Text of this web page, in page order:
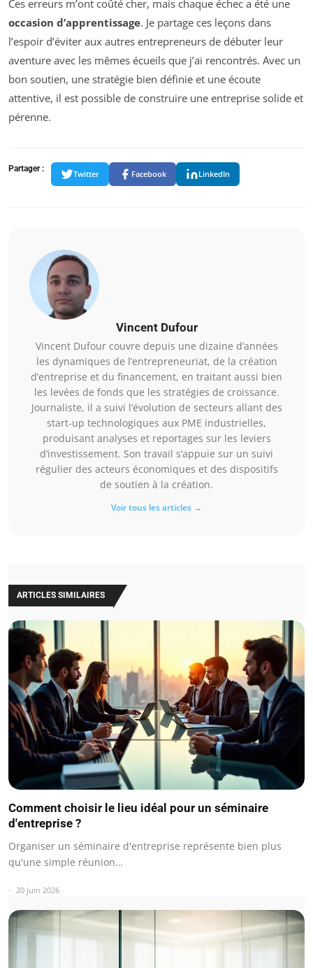
Ces erreurs m’ont coûté cher, mais chaque échec a été une
occasion d’apprentissage. Je partage ces leçons dans
l’espoir d’éviter aux autres entrepreneurs de débuter leur
aventure avec les mêmes écueils que j’ai rencontrés. Avec un
bon soutien, une stratégie bien définie et une écoute
attentive, il est possible de construire une entreprise solide et
pérenne.
Partager :
Twitter Facebook LinkedIn
Vincent Dufour
Vincent Dufour couvre depuis une dizaine d’années
les dynamiques de l’entrepreneuriat, de la création
d’entreprise et du financement, en traitant aussi bien
les levées de fonds que les stratégies de croissance.
Journaliste, il a suivi l’évolution de secteurs allant des
start-up technologiques aux PME industrielles,
produisant analyses et reportages sur les leviers
d’investissement. Son travail s’appuie sur un suivi
régulier des acteurs économiques et des dispositifs
de soutien à la création.
Voir tous les articles →
ARTICLES SIMILAIRES
Comment choisir le lieu idéal pour un séminaire
d'entreprise ?
Organiser un séminaire d'entreprise représente bien plus
qu'une simple réunion…
20 juin 2026